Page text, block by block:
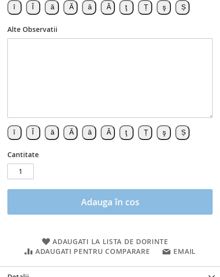
Alte Observatii
Cantitate
Adauga în cos
ADAUGATI LA LISTA DE DORINTE
ADAUGATI PENTRU COMPARARE
EMAIL